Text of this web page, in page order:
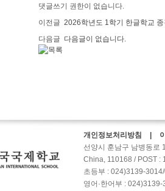
댓글쓰기 권한이 없습니다.
이전글 2026학년도 1학기 한글학교
다음글 다음글이 없습니다.
개인정보처리방침 |
선양시 훈남구 남병동로
China, 110168 / POST :
초등부 : 024)3139-
영어·한어부 :